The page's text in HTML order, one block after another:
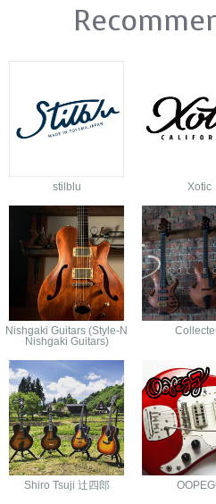
stilblu Xotic
Nishgaki Guitars (Style-N
Nishgaki Guitars)
Shiro Tsuji 辻四郎